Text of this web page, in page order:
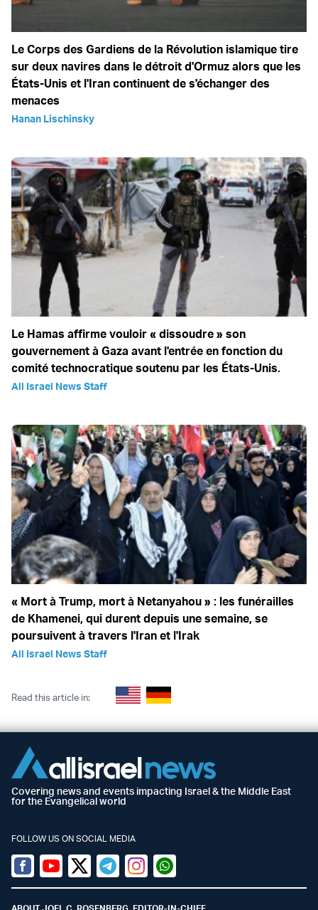
Le Corps des Gardiens de la Révolution islamique tire
sur deux navires dans le détroit d'Ormuz alors que les
États-Unis et l'Iran continuent de s'échanger des
menaces
Hanan Lischinsky
Le Hamas affirme vouloir « dissoudre » son
gouvernement à Gaza avant l'entrée en fonction du
comité technocratique soutenu par les États-Unis.
All Israel News Staff
« Mort à Trump, mort à Netanyahou » : les funérailles
de Khamenei, qui durent depuis une semaine, se
poursuivent à travers l'Iran et l'Irak
All Israel News Staff
Read this article in:
Covering news and events impacting Israel & the Middle East
for the Evangelical world
FOLLOW US ON SOCIAL MEDIA
Facebook
YoutubeTwitter (X)
TelegramInstagramWhatsapp